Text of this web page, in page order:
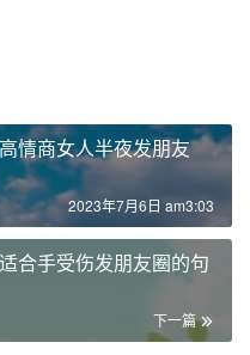
情商女人半夜发朋友
2023年7月6日 am3:03
合手受伤发朋友圈的句
下一篇